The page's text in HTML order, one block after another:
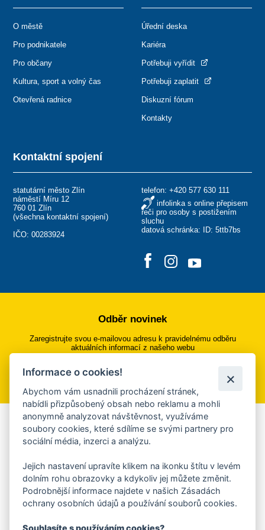
Kontaktní spojení
statutární město Zlín
náměstí Míru 12
760 01 Zlín
(všechna kontaktní spojení)
IČO: 00283924
telefon: +420 577 630 111
infolinka s online přepisem
řeči pro osoby s postižením
sluchu
datová schránka: ID: 5ttb7bs
O městě
Pro podnikatele
Pro občany
Kultura, sport a volný čas
Otevřená radnice
Úřední deska
Kariéra
Potřebuji vyřídit
Potřebuji zaplatit
Diskuzní fórum
Kontakty
Odběr novinek
Zaregistrujte svou e-mailovou adresu k pravidelnému odběru
aktuálních informací z našeho webu
Přihlásit se k odběru
Aplikace Mobilní rozhlas
Chcete dostávat do svého mobilu či mailu upozornění na
ankety, pozvánky na kulturní a sportovní akce?
Více informací o aplikaci
Informace o cookies!
Abychom vám usnadnili procházení stránek,
nabídli přizpůsobený obsah nebo reklamu a mohli
anonymně analyzovat návštěvnost, využíváme
soubory cookies, které sdílíme se svými partnery pro
sociální média, inzerci a analýzu.
Jejich nastavení upravíte klikem na ikonku štítu v levém
dolním rohu obrazovky a kdykoliv jej můžete změnit.
Podrobnější informace najdete v našich Zásadách
ochrany osobních údajů a používání souborů cookies.